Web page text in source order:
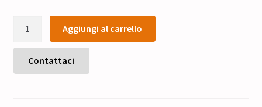
Shell
Holder
Lee
universale
Aggiungi al carrello
Contattaci